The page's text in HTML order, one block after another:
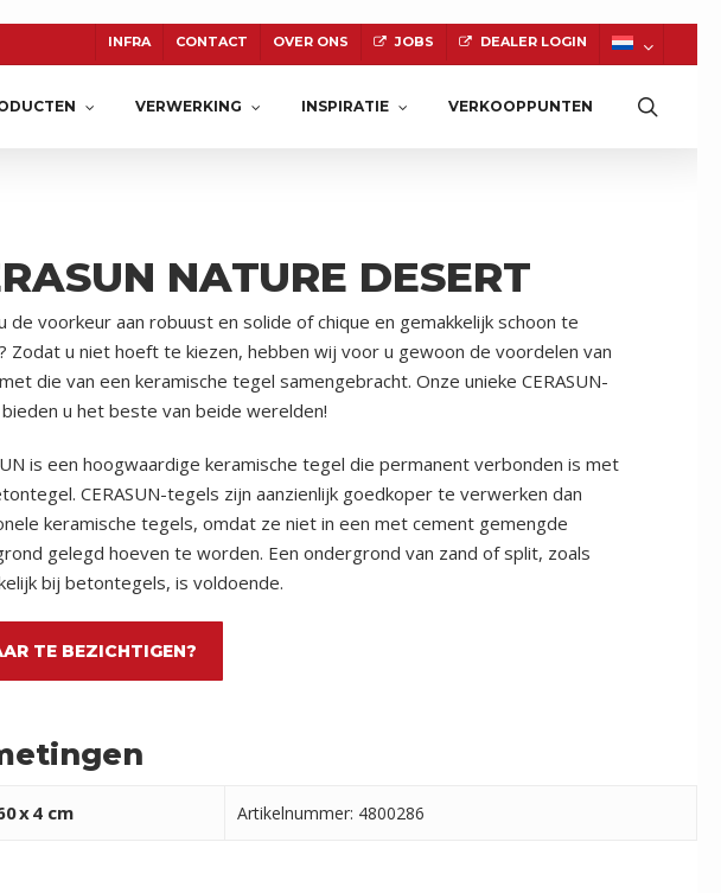
INFRA CONTACT OVER ONS JOBS DEALER LOGIN
KERAMIEK NATUURSTEEN
VERWERKING INSPIRATIE VERKOOPPUNTEN
NATURE DESERT
de voorkeur aan robuust en solide of chique en gemakkelijk schoon te
Zodat u niet hoeft te kiezen, hebben wij voor u gewoon de voordelen van
die van een keramische tegel samengebracht. Onze unieke CERASUN-
u het beste van beide werelden!
is een hoogwaardige keramische tegel die permanent verbonden is met
CERASUN-tegels zijn aanzienlijk goedkoper te verwerken dan
keramische tegels, omdat ze niet in een met cement gemengde
gelegd hoeven te worden. Een ondergrond van zand of split, zoals
bij betontegels, is voldoende.
TE BEZICHTIGEN?
x4 cm Artikelnummer: 4800286